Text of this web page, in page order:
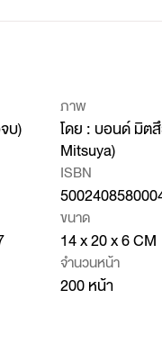
บ)
ภาพ
โดย : บอนด์ มิต
Mitsuya)
ISBN
ขนาด
14 x 20 x 6 CM
จำนวนหน้า
200 หน้า